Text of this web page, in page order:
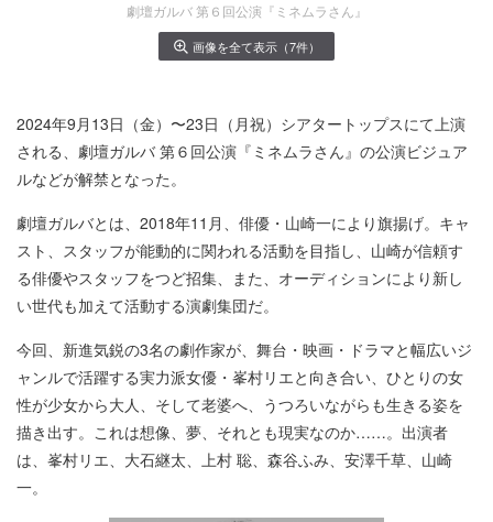
劇壇ガルバ 第６回公演『ミネムラさん』
画像を全て表示（7件）
2024年9月13日（金）〜23日（月祝）シアタートップスにて上演
される、劇壇ガルバ 第６回公演『ミネムラさん』の公演ビジュア
ルなどが解禁となった。
劇壇ガルバとは、2018年11月、俳優・山崎一により旗揚げ。キャ
スト、スタッフが能動的に関われる活動を目指し、山崎が信頼す
る俳優やスタッフをつど招集、また、オーディションにより新し
い世代も加えて活動する演劇集団だ。
今回、新進気鋭の3名の劇作家が、舞台・映画・ドラマと幅広いジ
ャンルで活躍する実力派女優・峯村リエと向き合い、ひとりの女
性が少女から大人、そして老婆へ、うつろいながらも生きる姿を
描き出す。これは想像、夢、それとも現実なのか……。出演者
は、峯村リエ、大石継太、上村 聡、森谷ふみ、安澤千草、山崎
一。